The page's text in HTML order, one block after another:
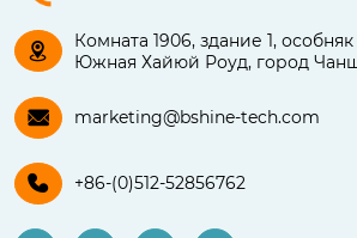

Комната 1906, здание 1,
Южная Хайюй Роуд, город
 marketing@bshine-tech.com
 +86-(0)512-52856762